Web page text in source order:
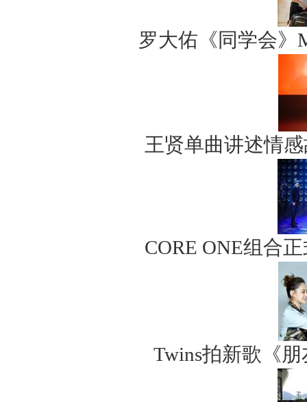
罗大佑《同学会》
王贤单曲讲述情
CORE ONE组合
Twins拍新歌《